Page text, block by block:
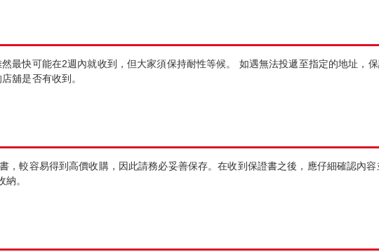
最快可能在2週內就收到，但大家須保持耐性等候。 如遇無法投遞至指定的地址，
舖是否有收到。
較容易得到高價收購，因此請務必妥善保存。在收到保證書之後，應仔細確認內容
。